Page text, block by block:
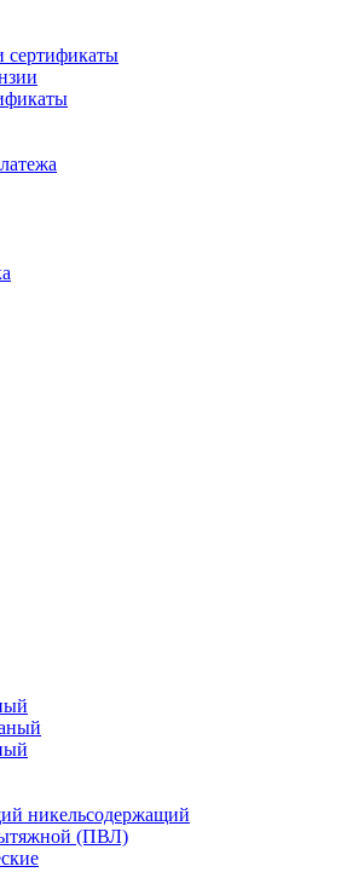
сертификаты
никельсодержащий
(ПВЛ)